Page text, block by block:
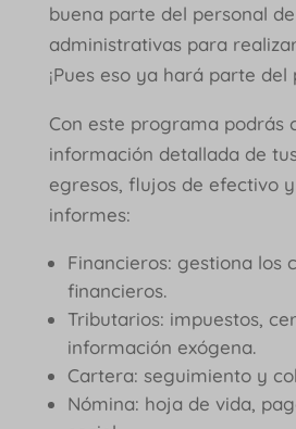
buena parte del personal
administrativas para
¡Pues eso ya hará parte del
Con este programa podrás
información detallada de
egresos, flujos de efectivo
informes:
Financieros: gestiona los
financieros.
Tributarios: impuestos,
información exógena.
Cartera: seguimiento y
Nómina: hoja de vida,